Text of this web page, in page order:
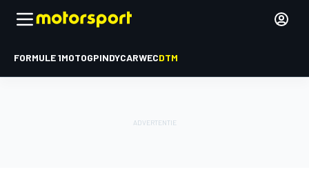
FORMULE 1MOTOGPINDYCARWECDTM